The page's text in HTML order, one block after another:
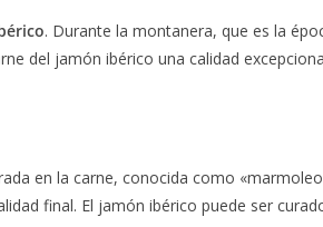
. Durante la montanera, que es la
del jamón ibérico una calidad
en la carne, conocida como
final. El jamón ibérico puede ser